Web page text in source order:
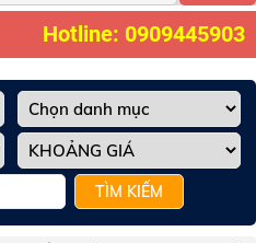
Hotline: 0909445903
TÌM KIẾM